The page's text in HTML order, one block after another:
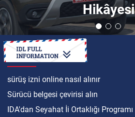
Hikâyesi
ULUSLARARASI
sürüş izni online nasıl alınır
Sürücü belgesi çevirisi alın
IDA'dan Seyahat İi Ortaklığı Programı